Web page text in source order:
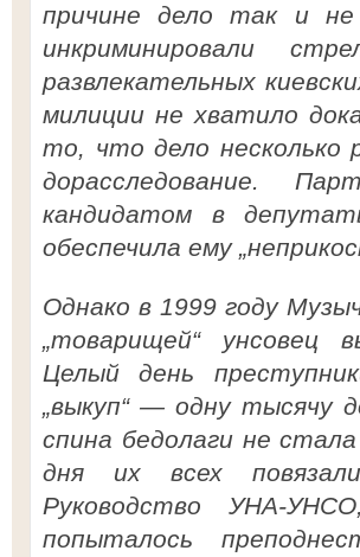
причине дело так и
инкриминировали
развлекательных
милиции не хватило
то, что дело несколько
дорасследование.
кандидатом в
обеспечила ему
Однако в 1999 году
„товарищей“ унсовец
Целый день
„выкуп“ — одну тысячу
спина бедолаги не
дня их всех
Руководство УНА-
попыталось